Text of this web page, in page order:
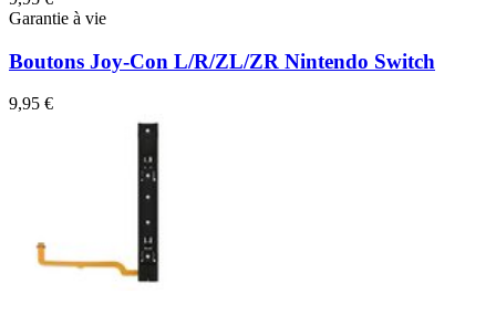
Garantie à vie
Boutons Joy-Con L/R/ZL/ZR Nintendo Switch
9,95 €